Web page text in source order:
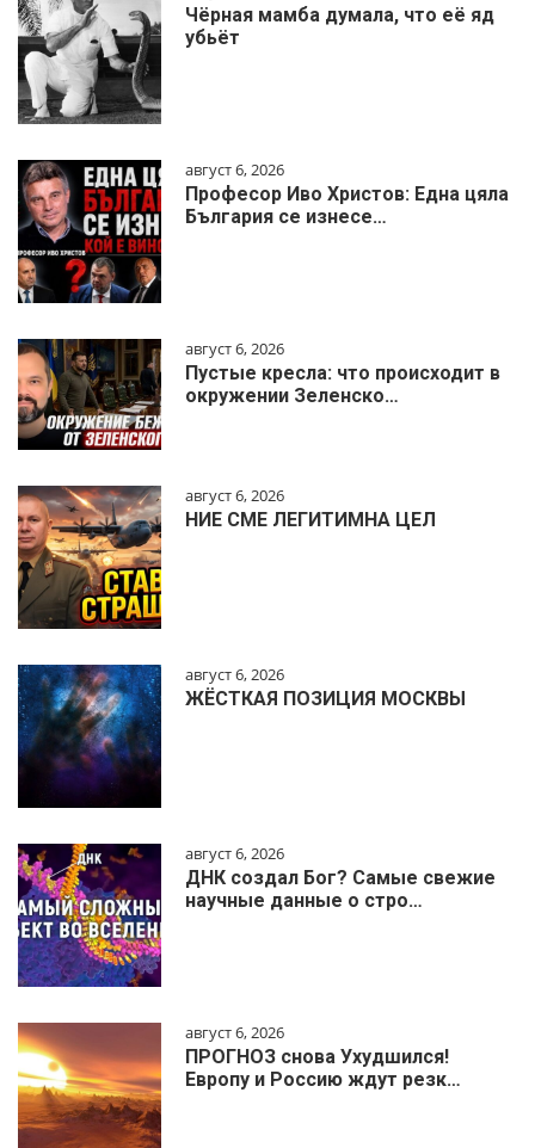
Чёрная мамба думала, что её яд
убьёт
август 6, 2026
Професор Иво Христов: Една цяла
България се изнесе…
август 6, 2026
Пустые кресла: что происходит в
окружении Зеленско…
август 6, 2026
НИЕ СМЕ ЛЕГИТИМНА ЦЕЛ
август 6, 2026
ЖЁСТКАЯ ПОЗИЦИЯ МОСКВЫ
август 6, 2026
ДНК создал Бог? Самые свежие
научные данные о стро…
август 6, 2026
ПРОГНОЗ снова Ухудшился!
Европу и Россию ждут резк…